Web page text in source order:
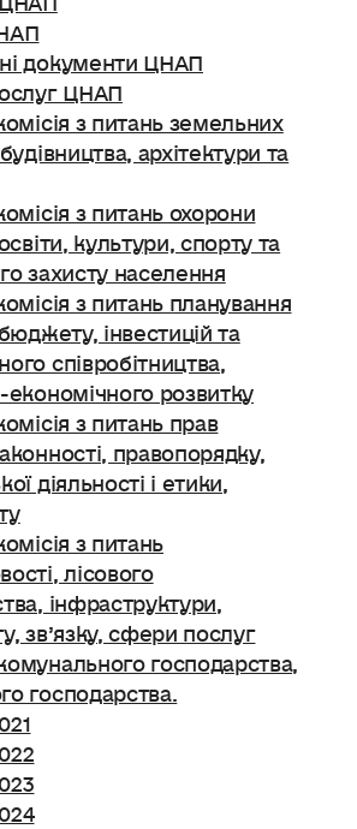
документи ЦНАП
ЦНАП
з питань земельних
архітектури та
з питань охорони
культури, спорту та
захисту населення
з питань планування
інвестицій та
співробітництва,
економічного розвитку
з питань прав
правопорядку,
діяльності і етики,
з питань
лісового
інфраструктури,
зв’язку, сфери послуг
господарства,
господарства.